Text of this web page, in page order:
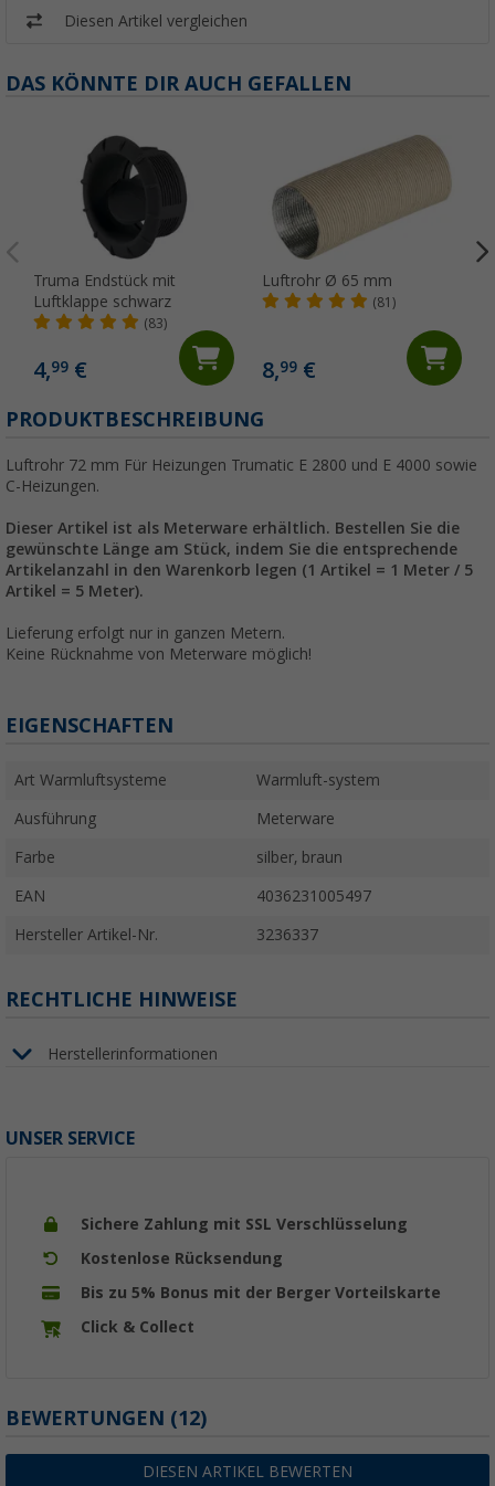
Diesen Artikel vergleichen
DAS KÖNNTE DIR AUCH GEFALLEN
Truma Endstück mit
Luftklappe schwarz
(83)
4,99 €
Luftrohr Ø 65 mm
(81)
8,99€
PRODUKTBESCHREIBUNG
Luftrohr 72 mm Für Heizungen Trumatic E 2800 und E 4000 sowie
C-Heizungen.
Dieser Artikel ist als Meterware erhältlich. Bestellen Sie die
gewünschte Länge am Stück, indem Sie die entsprechende
Artikelanzahl in den Warenkorb legen (1 Artikel = 1 Meter / 5
Artikel = 5 Meter).
Lieferung erfolgt nur in ganzen Metern.
Keine Rücknahme von Meterware möglich!
EIGENSCHAFTEN
Art Warmluftsysteme Warmluft-system
Ausführung Meterware
Farbe silber, braun
EAN 4036231005497
Hersteller Artikel-Nr. 3236337
RECHTLICHE HINWEISE
Herstellerinformationen
UNSER SERVICE
Sichere Zahlung mit SSL Verschlüsselung
Kostenlose Rücksendung
Bis zu 5% Bonus mit der Berger Vorteilskarte
Click & Collect
BEWERTUNGEN (12)
DIESEN ARTIKEL BEWERTEN